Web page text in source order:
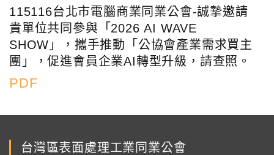
115116台北市電腦商業同業公會-誠摯邀請
貴單位共同參與「2026 AI WAVE
SHOW」，攜手推動「公協會產業需求買主
團」，促進會員企業AI轉型升級，請查照。
PDF
台灣區表面處理工業同業公會